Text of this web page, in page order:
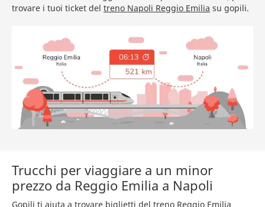
trovare i tuoi ticket del treno Napoli Reggio Emilia su gopili.
Trucchi per viaggiare a un minor
prezzo da Reggio Emilia a Napoli
Gopili ti aiuta a trovare biglietti del treno Reggio Emilia